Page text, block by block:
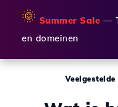
🌞 Summer Sale —
en domeinen